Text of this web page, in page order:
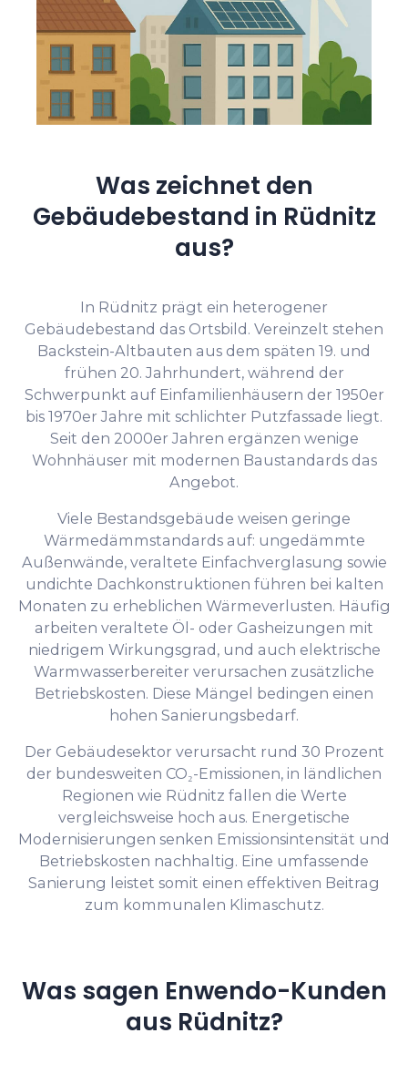
Was zeichnet den
Gebäudebestand in Rüdnitz
aus?
In Rüdnitz prägt ein heterogener
Gebäudebestand das Ortsbild. Vereinzelt stehen
Backstein-Altbauten aus dem späten 19. und
frühen 20. Jahrhundert, während der
Schwerpunkt auf Einfamilienhäusern der 1950er
bis 1970er Jahre mit schlichter Putzfassade liegt.
Seit den 2000er Jahren ergänzen wenige
Wohnhäuser mit modernen Baustandards das
Angebot.
Viele Bestandsgebäude weisen geringe
Wärmedämmstandards auf: ungedämmte
Außenwände, veraltete Einfachverglasung sowie
undichte Dachkonstruktionen führen bei kalten
Monaten zu erheblichen Wärmeverlusten. Häufig
arbeiten veraltete Öl- oder Gasheizungen mit
niedrigem Wirkungsgrad, und auch elektrische
Warmwasserbereiter verursachen zusätzliche
Betriebskosten. Diese Mängel bedingen einen
hohen Sanierungsbedarf.
Der Gebäudesektor verursacht rund 30 Prozent
der bundesweiten CO₂-Emissionen, in ländlichen
Regionen wie Rüdnitz fallen die Werte
vergleichsweise hoch aus. Energetische
Modernisierungen senken Emissionsintensität und
Betriebskosten nachhaltig. Eine umfassende
Sanierung leistet somit einen effektiven Beitrag
zum kommunalen Klimaschutz.
Was sagen Enwendo-Kunden
aus Rüdnitz?